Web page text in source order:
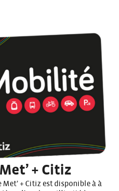
+ Citiz
Met’ + Citiz est disponible à à